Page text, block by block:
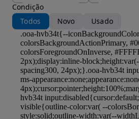
Condição
Todos
Novo Usado